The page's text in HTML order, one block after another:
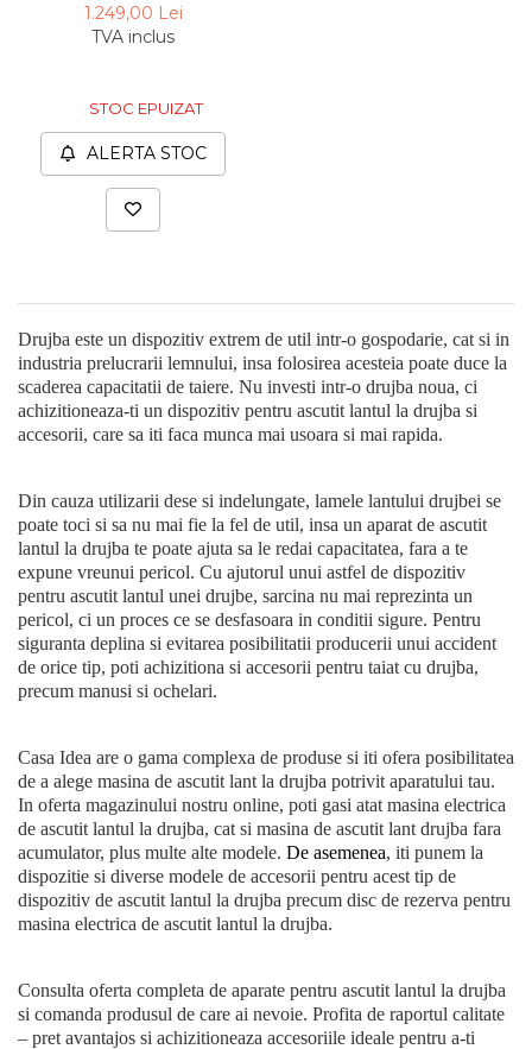
1.249,00 Lei
TVA inclus
STOC EPUIZAT
ALERTA STOC
Drujba este un dispozitiv extrem de util intr-o gospodarie, cat si in
industria prelucrarii lemnului, insa folosirea acesteia poate duce la
scaderea capacitatii de taiere. Nu investi intr-o drujba noua, ci
achizitioneaza-ti un dispozitiv pentru ascutit lantul la drujba si
accesorii, care sa iti faca munca mai usoara si mai rapida.
Din cauza utilizarii dese si indelungate, lamele lantului drujbei se
poate toci si sa nu mai fie la fel de util, insa un aparat de ascutit
lantul la drujba te poate ajuta sa le redai capacitatea, fara a te
expune vreunui pericol. Cu ajutorul unui astfel de dispozitiv
pentru ascutit lantul unei drujbe, sarcina nu mai reprezinta un
pericol, ci un proces ce se desfasoara in conditii sigure. Pentru
siguranta deplina si evitarea posibilitatii producerii unui accident
de orice tip, poti achizitiona si accesorii pentru taiat cu drujba,
precum manusi si ochelari.
Casa Idea are o gama complexa de produse si iti ofera posibilitatea
de a alege masina de ascutit lant la drujba potrivit aparatului tau.
In oferta magazinului nostru online, poti gasi atat masina electrica
de ascutit lantul la drujba, cat si masina de ascutit lant drujba fara
acumulator, plus multe alte modele. De asemenea, iti punem la
dispozitie si diverse modele de accesorii pentru acest tip de
dispozitiv de ascutit lantul la drujba precum disc de rezerva pentru
masina electrica de ascutit lantul la drujba.
Consulta oferta completa de aparate pentru ascutit lantul la drujba
si comanda produsul de care ai nevoie. Profita de raportul calitate
– pret avantajos si achizitioneaza accesoriile ideale pentru a-ti